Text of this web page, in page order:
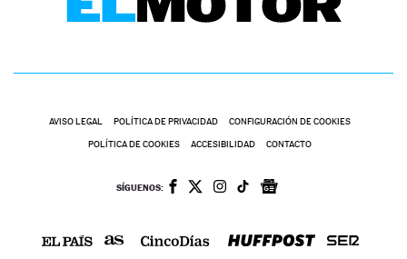
AVISO LEGAL POLÍTICA DE PRIVACIDAD CONFIGURACIÓN DE COOKIES
POLÍTICA DE COOKIES ACCESIBILIDAD CONTACTO
SÍGUENOS: